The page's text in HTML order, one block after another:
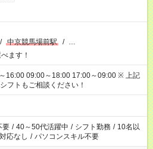
/ 中京競馬場前駅 / …
ます！
09:00～18:00 17:00～09:00 ※ 上記
フトもご相談ください！
要 / 40～50代活躍中 / シフト勤務 / 10名以
応なし / パソコンスキル不要